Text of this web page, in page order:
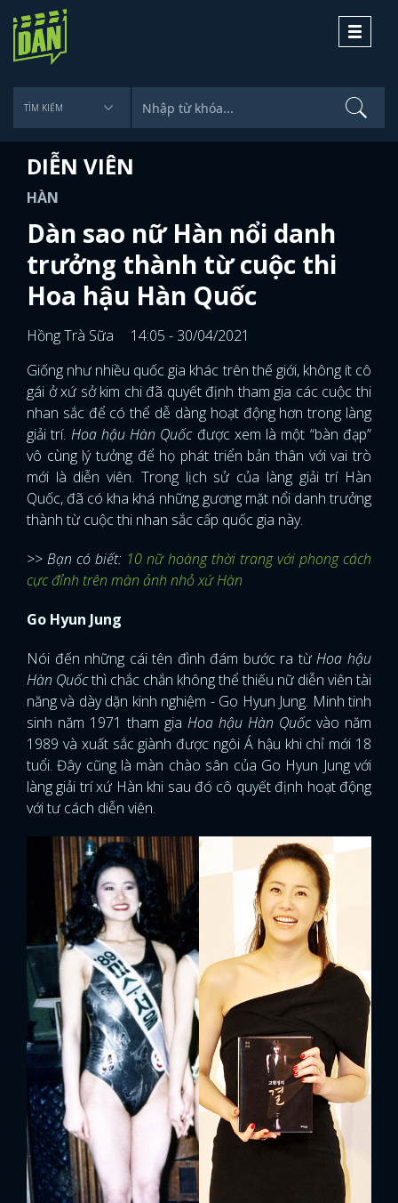
Toggle
DIỄN VIÊN
HÀN
Dàn sao nữ Hàn nổi danh
trưởng thành từ cuộc thi
Hoa hậu Hàn Quốc
Hồng Trà Sữa
14:05 - 30/04/2021
Giống như nhiều quốc gia khác trên thế giới, không ít cô
gái ở xứ sở kim chi đã quyết định tham gia các cuộc thi
nhan sắc để có thể dễ dàng hoạt động hơn trong làng
giải trí. Hoa hậu Hàn Quốcđược xem là một “bàn đạp”
vô cùng lý tưởng để họ phát triển bản thân với vai trò
mới là diễn viên. Trong lịch sử của làng giải trí Hàn
Quốc, đã có kha khá những gương mặt nổi danh trưởng
thành từ cuộc thi nhan sắc cấp quốc gia này.
>> Bạn có biết: 10 nữ hoàng thời trang với phong cách
cực đỉnh trên màn ảnh nhỏ xứ Hàn
Go Hyun Jung
Nói đến những cái tên đình đám bước ra từHoa hậu
Hàn Quốcthì chắc chắn không thể thiếu nữ diễn viên tài
năng và dày dặn kinh nghiệm - Go Hyun Jung. Minh tinh
sinh năm 1971 tham gia Hoa hậu Hàn Quốc vào năm
1989 và xuất sắc giành được ngôi Á hậu khi chỉ mới 18
tuổi. Đây cũng là màn chào sân của Go Hyun Jung với
làng giải trí xứ Hàn khi sau đó cô quyết định hoạt động
với tư cách diễn viên.